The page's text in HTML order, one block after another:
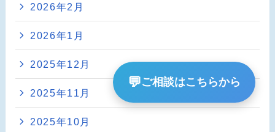
2026年2月
2026年1月
2025年12月
2025年11月
2025年10月
💬ご相談はこちらから